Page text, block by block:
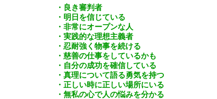
・良き審判者
・明日を信じている
・非常にオープンな人
・実践的な理想主義者
・忍耐強く物事を続ける
・慈善の仕事をしているかも
・自分の成功を確信している
・真理について語る勇気を持つ
・正しい時に正しい場所にいる
・無私の心で人の悩みを分かる